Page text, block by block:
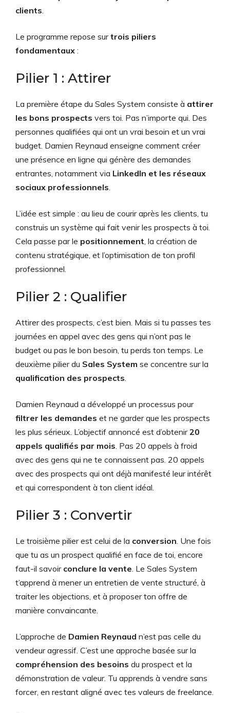
clients
Le programme repose surtrois piliers
fondamentaux :
Pilier 1 : Attirer
La première étape du Sales System consiste à attirer
les bons prospects vers toi. Pas n’importe qui. Des
personnes qualifiées qui ont un vrai besoin et un vrai
budget. Damien Reynaud enseigne comment créer
une présence en ligne qui génère des demandes
entrantes, notamment via LinkedIn et les réseaux
sociaux professionnels
L’idée est simple : au lieu de courir après les clients, tu
construis un système qui fait venir les prospects à toi.
Cela passe par le positionnement , la création de
contenu stratégique, et l’optimisation de ton profil
professionnel.
Pilier 2 : Qualifier
Attirer des prospects, c’est bien. Mais si tu passes tes
journées en appel avec des gens qui n’ont pas le
budget ou pas le bon besoin, tu perds ton temps. Le
deuxième pilier du Sales System se concentre sur la
qualification des prospects
Damien Reynaud a développé un processus pour
filtrer les demandes et ne garder que les prospects
les plus sérieux. L’objectif annoncé est d’obtenir20
appels qualifiés par mois . Pas 20 appels à froid
avec des gens qui ne te connaissent pas. 20 appels
avec des prospects qui ont déjà manifesté leur intérêt
et qui correspondent à ton client idéal.
Pilier 3 : Convertir
Le troisième pilier est celui de la conversion . Une fois
que tu as un prospect qualifié en face de toi, encore
faut-il savoir conclure la vente . Le Sales System
t’apprend à mener un entretien de vente structuré, à
traiter les objections, et à proposer ton offre de
manière convaincante.
L’approche de Damien Reynaud n’est pas celle du
vendeur agressif. C’est une approche basée sur la
compréhension des besoins du prospect et la
démonstration de valeur. Tu apprends à vendre sans
forcer, en restant aligné avec tes valeurs de freelance.